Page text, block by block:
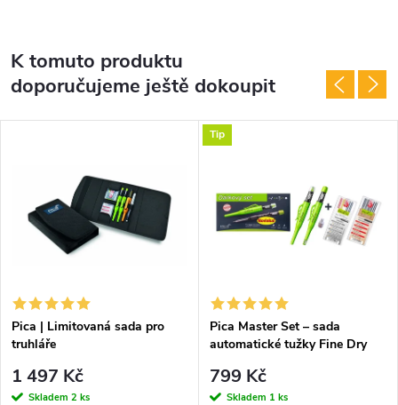
K tomuto produktu
doporučujeme ještě dokoupit
Pica | Limitovaná sada pro
truhláře
1 497 Kč
Skladem 2 ks
Tip
Pica Master Set – sada
automatické tužky Fine Dry
799 Kč
Skladem 1 ks